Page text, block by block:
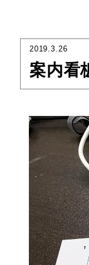
2019.3.26
案内看